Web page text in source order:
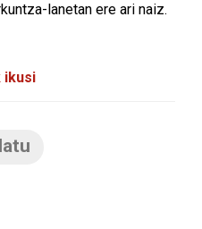
lanetan ere ari naiz.
ikusi